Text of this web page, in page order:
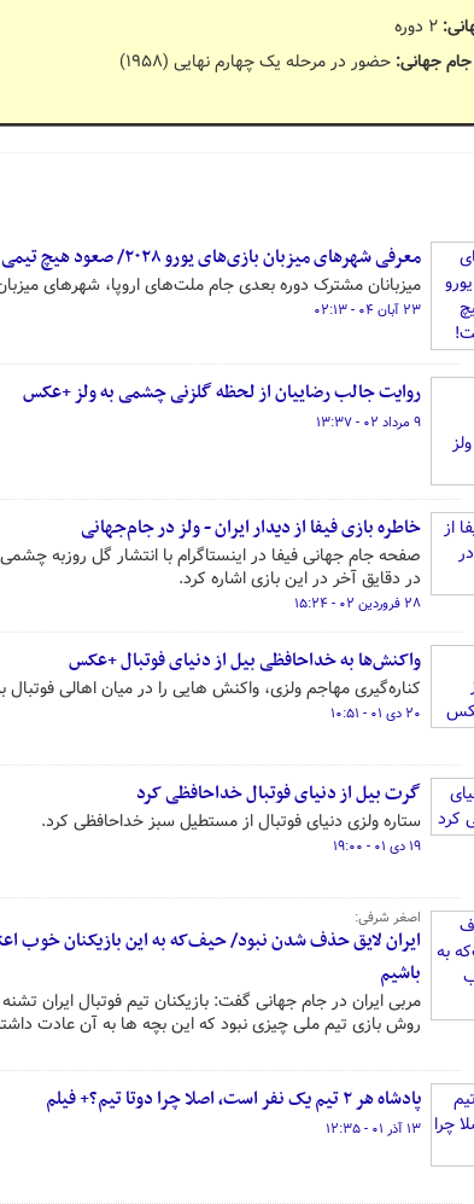
جهانی: حضور در مرحله یک چهارم نهایی (۱۹۵۸)
معرفی شهرهای میزبان بازی‌های یورو ۲۰۲۸/ صعود هیچ تیمی قطعی نیست!
میزبانان مشترک دوره بعدی جام ملت‌های اروپا، شهرهای
۲۳ آبان ۰۴ - ۰۲:۱۳
روایت جالب رضاییان از لحظه گلزنی چشمی به ولز +عکس
۹ مرداد ۰۲ - ۱۳:۳۷
خاطره بازی فیفا از دیدار ایران - ولز در جام‌جهانی
صفحه جام جهانی فیفا در اینستاگرام با انتشار گل روزبه
در دقایق آخر در این بازی اشاره کرد.
۲۸ فروردین ۰۲ - ۱۵:۲۴
واکنش‌ها به خداحافظی بیل از دنیای فوتبال +عکس
کناره‌گیری مهاجم ولزی، واکنش هایی را در میان اهالی فوتبال
۲۰ دی ۰۱ - ۱۰:۵۱
گرت بیل از دنیای فوتبال خداحافظی کرد
ستاره ولزی دنیای فوتبال از مستطیل سبز خداحافظی کرد.
۱۹ دی ۰۱ - ۱۹:۰۰
اصغر شرفی:
ایران لایق حذف شدن نبود/ حیف‌که به این بازیکنان خوب
باشیم
مربی ایران در جام جهانی گفت: بازیکنان تیم فوتبال ایران
روش بازی تیم ملی چیزی نبود که این بچه ها به آن عادت
پادشاه هر ۲ تیم یک نفر است، اصلا چرا دوتا تیم؟+ فیلم
۱۳ آذر ۰۱ - ۱۲:۳۵